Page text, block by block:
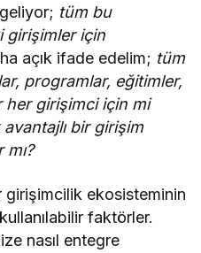
tüm bu
girişimler için
açık ifade edelim; tüm
programlar, eğitimler,
her girişimci için mi
bir girişim
girişimcilik ekosisteminin
faktörler.
nasıl entegre